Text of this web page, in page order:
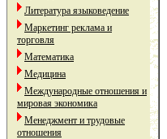
Литература языковедение
Маркетинг реклама и
торговля
Математика
Медицина
Международные отношения и
мировая экономика
Менеджмент и трудовые
отношения